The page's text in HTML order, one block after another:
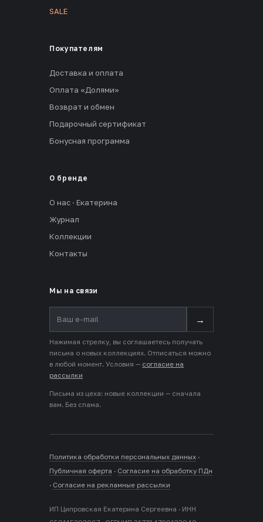
SALE
Покупателям
Доставка и оплата
Оплата «Долями»
Возврат и обмен
Подарочный сертификат
Бонусная программа
О бренде
О нас · Екатерина
Журнал
Коллекции
Контакты
Мы на связи
→
Нажимая стрелку, вы соглашаетесь получать
письма о новых коллекциях. Отписаться можно
в любой момент. Условия — согласие на
рассылки
Письма из цеха: новые коллекции — сначала
вам. Без спама.
Политика обработки персональных данных ·
Публичная оферта · Согласие на обработку ПДн
· Согласие на рекламные рассылки
ИП Ципровская Екатерина Сергеевна · ИНН